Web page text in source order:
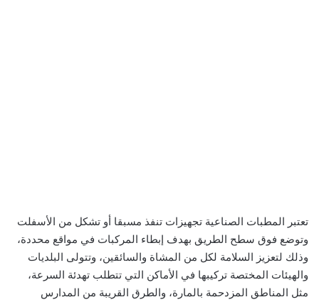
تعتبر المطبات الصناعية تجهيزات تنفذ مسبقا أو تشكل من الأسفلت
وتوضع فوق سطح الطريق بهدف إبطاء المركبات في مواقع محددة،
وذلك لتعزيز السلامة لكل من المشاة والسائقين، وتتولى البلديات
والهيئات المختصة تركيبها في الأماكن التي تتطلب تهدئة السرعة،
مثل المناطق المزدحمة بالمارة، والطرق القريبة من المدارس